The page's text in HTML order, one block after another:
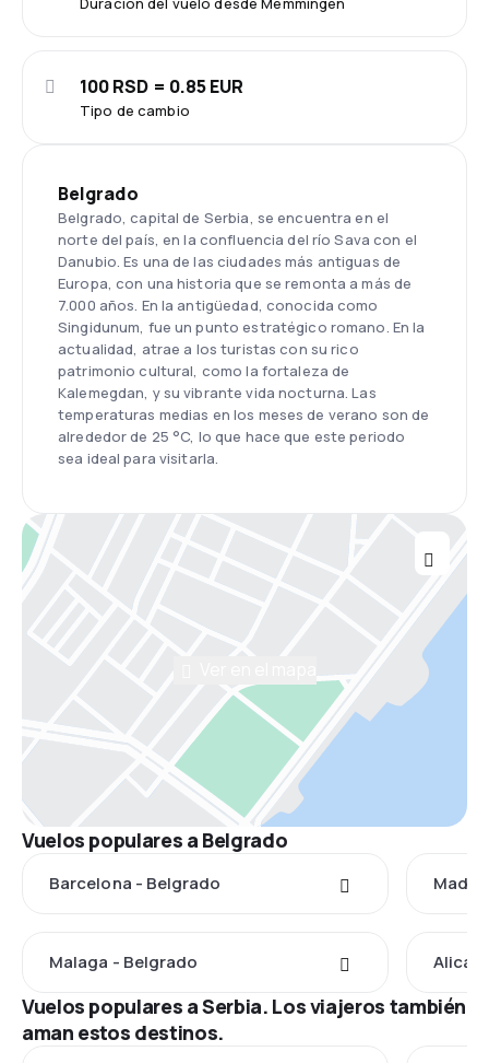
Tipo de cambio
100 RSD = 0.85 EUR
Belgrado
Belgrado, capital de Serbia, se encuentra en el
norte del país, en la confluencia del río Sava con el
Danubio. Es una de las ciudades más antiguas de
Europa, con una historia que se remonta a más de
7.000 años. En la antigüedad, conocida como
Singidunum, fue un punto estratégico romano. En la
actualidad, atrae a los turistas con su rico
patrimonio cultural, como la fortaleza de
Kalemegdan, y su vibrante vida nocturna. Las
temperaturas medias en los meses de verano son de
alrededor de 25 °C, lo que hace que este periodo
sea ideal para visitarla.
Vuelos populares a Belgrado
Barcelona - Belgrado
Malaga - Belgrado
Vuelos populares a Serbia. Los viajeros también
aman estos destinos.